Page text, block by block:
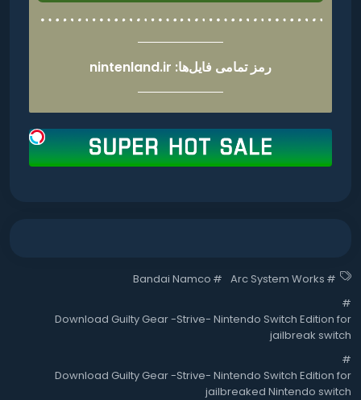
رمز تمامی فایل‌ها: nintenland.ir
#
Arc System Works
#
Bandai Namco
#
Download Guilty Gear -Strive- Nintendo Switch Edition for
jailbreak switch
#
Download Guilty Gear -Strive- Nintendo Switch Edition for
jailbreaked Nintendo switch